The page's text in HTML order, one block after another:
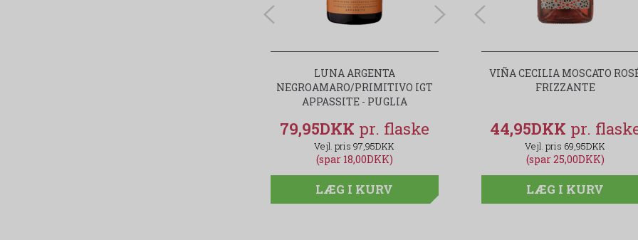
LUNA ARGENTA
NEGROAMARO/PRIMITIVO IGT
APPASSITE - PUGLIA
79,95DKK
97,95DKK
(spar 18,00DKK)
LÆG I KURV
VIÑA CECILIA MOSCATO ROSÉ
FRIZZANTE
44,95DKK
69,95DKK
(spar 25,00DKK)
LÆG I KURV
VIÑA CECILIA MOSCATO
FRIZZANTE
44,95DKK
69,95DKK
(spar 25,00DKK)
LÆG I KURV